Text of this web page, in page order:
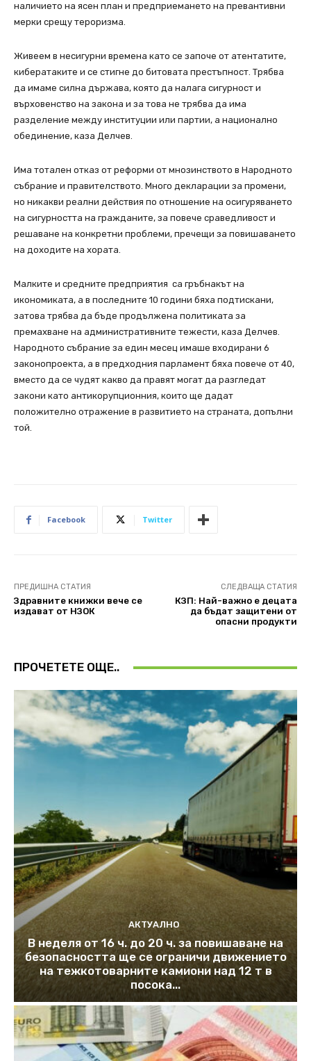
наличието на ясен план и предприемането на превантивни
мерки срещу тероризма.
Живеем в несигурни времена като се започе от атентатите,
кибератаките и се стигне до битовата престъпност. Трябва
да имаме силна държава, която да налага сигурност и
върховенство на закона и за това не трябва да има
разделение между институции или партии, а национално
обединение, каза Делчев.
Има тотален отказ от реформи от мнозинството в Народното
събрание и правителството. Много декларации за промени,
но никакви реални действия по отношение на осигуряването
на сигурността на гражданите, за повече сраведливост и
решаване на конкретни проблеми, пречещи за повишаването
на доходите на хората.
Малките и средните предприятия са гръбнакът на
икономиката, а в последните 10 години бяха подтискани,
затова трябва да бъде продължена политиката за
премахване на административните тежести, каза Делчев.
Народното събрание за един месец имаше входирани 6
законопроекта, а в предходния парламент бяха повече от 40,
вместо да се чудят какво да правят могат да разгледат
закони като антикорупционния, които ще дадат
положително отражение в развитието на страната, допълни
той.
Facebook Twitter
ПРЕДИШНА СТАТИЯ
Здравните книжки вече се
издават от НЗОК
СЛЕДВАЩА СТАТИЯ
КЗП: Най-важно е децата
да бъдат защитени от
опасни продукти
ПРОЧЕТЕТЕ ОЩЕ..
АКТУАЛНО
В неделя от 16 ч. до 20 ч. за повишаване на
безопасността ще се ограничи движението
на тежкотоварните камиони над 12 т в
посока...